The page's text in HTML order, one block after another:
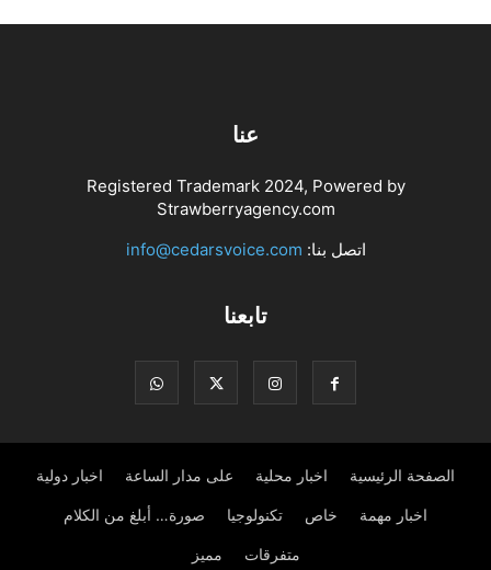
عنا
Registered Trademark 2024, Powered by
Strawberryagency.com
اتصل بنا: info@cedarsvoice.com
تابعنا
الصفحة الرئيسية اخبار محلية على مدار الساعة اخبار دولية
اخبار مهمة خاص تكنولوجيا صورة… أبلغ من الكلام
متفرقات مميز